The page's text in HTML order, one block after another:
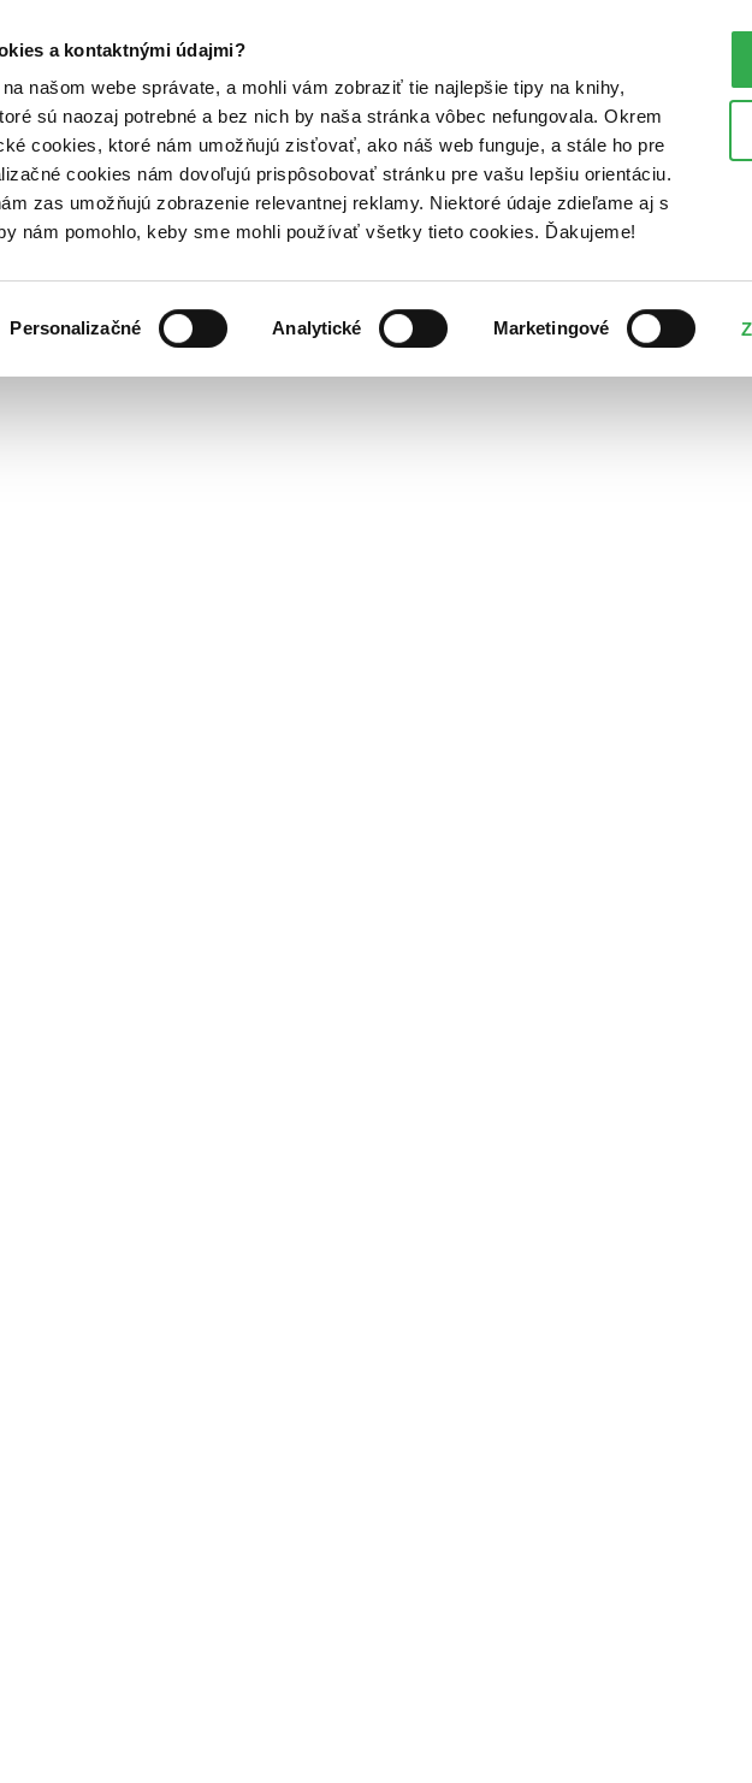
a kontaktnými údajmi?
našom webe správate, a mohli vám zobraziť tie najlepšie tipy na knihy,
sú naozaj potrebné a bez nich by naša stránka vôbec nefungovala. Okrem
cookies, ktoré nám umožňujú zisťovať, ako náš web funguje, a stále ho pre
cookies nám dovoľujú prispôsobovať stránku pre vašu lepšiu orientáciu.
zas umožňujú zobrazenie relevantnej reklamy. Niektoré údaje zdieľame aj s
nám pomohlo, keby sme mohli používať všetky tieto cookies. Ďakujeme!
Personalizačné Analytické Marketingové